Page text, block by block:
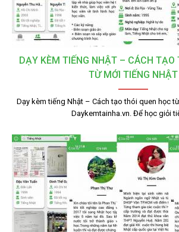
DẠY KÈM TIẾNG NHẬT – CÁCH TẠO
TỪ MỚI TIẾNG NHẬT
Dạy kèm tiếng Nhật – Cách tạo thói quen học
Daykemtainha.vn. Để học giỏi